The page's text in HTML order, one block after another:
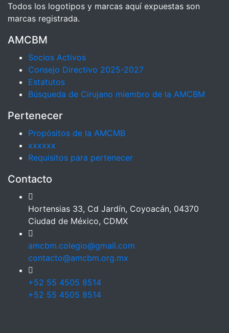
Todos los logotipos y marcas aquí expuestas son
marcas registrada.
AMCBM
Socios Activos
Consejo Directivo 2025-2027
Estatutos
Búsqueda de Cirujano miembro de la AMCBM
Pertenecer
Propósitos de la AMCMB
xxxxxx
Requisitos para pertenecer
Contacto
Hortensias 33, Cd Jardín, Coyoacán, 04370
Ciudad de México, CDMX
amcbm.colegio@gmail.com
contacto@amcbm.org.mx
+52 55 4505 8514
+52 55 4505 8514